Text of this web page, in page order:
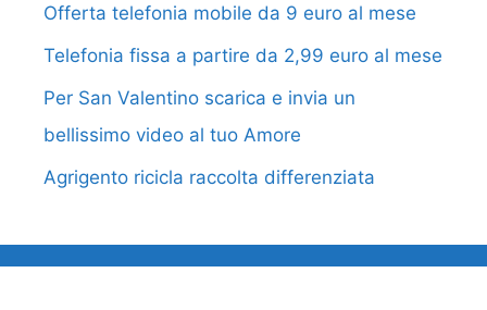
Offerta telefonia mobile da 9 euro al mese
Telefonia fissa a partire da 2,99 euro al mese
Per San Valentino scarica e invia un
bellissimo video al tuo Amore
Agrigento ricicla raccolta differenziata